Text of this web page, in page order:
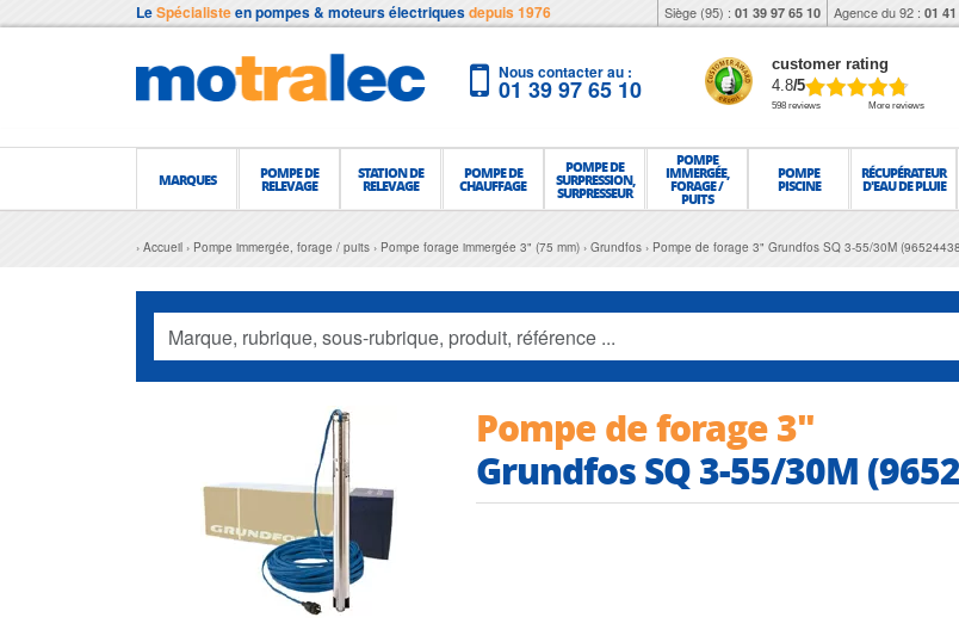
LeSpécialisteen pompes & moteurs électriquesdepuis 1976 Siège (95) : 01 39 97 65 10 Agence du 92 : 01
Nous contacter au :
01 39 97 65 10
customer rating
4.8/5
598 reviews More reviews
MARQUES POMPE DE
RELEVAGE
STATION DE
RELEVAGE
POMPE DE
CHAUFFAGE
POMPE DE
SURPRESSION,
SURPRESSEUR
POMPE
IMMERGÉE,
FORAGE /
PUITS
POMPE
PISCINE
RÉCUPÉRATEUR
D'EAU DE PLUIE
Accueil Pompe immergée, forage / puits Pompe forage immergée 3" (75 mm) Grundfos Pompe de forage 3" Grundfos SQ 3-55/30M
Pompe de forage 3"
Grundfos SQ 3-55/30M